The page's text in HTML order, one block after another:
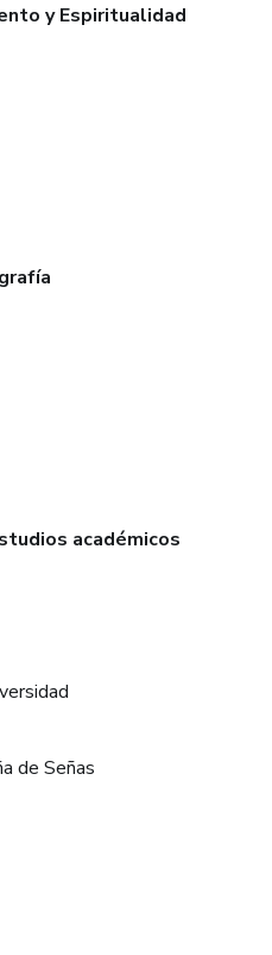
y Espiritualidad
académicos
de Señas